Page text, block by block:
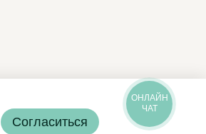
Согласиться
ОНЛАЙН
ЧАТ